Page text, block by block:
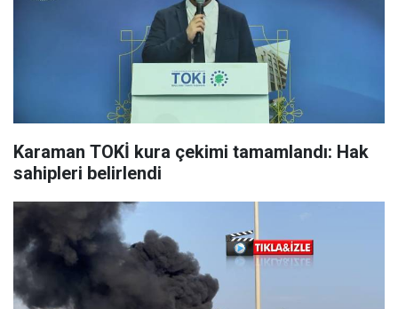
Karaman TOKİ kura çekimi tamamlandı: Hak
sahipleri belirlendi